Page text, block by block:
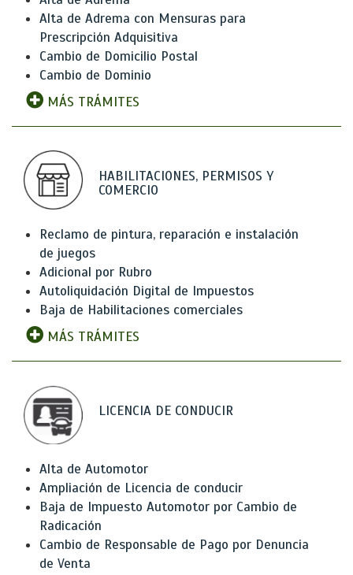
Alta de Adrema con Mensuras para
Prescripción Adquisitiva
Cambio de Domicilio Postal
Cambio de Dominio
MÁS TRÁMITES
HABILITACIONES, PERMISOS Y
COMERCIO
Reclamo de pintura, reparación e instalación
de juegos
Adicional por Rubro
Autoliquidación Digital de Impuestos
Baja de Habilitaciones comerciales
MÁS TRÁMITES
LICENCIA DE CONDUCIR
Alta de Automotor
Ampliación de Licencia de conducir
Baja de Impuesto Automotor por Cambio de
Radicación
Cambio de Responsable de Pago por Denuncia
de Venta